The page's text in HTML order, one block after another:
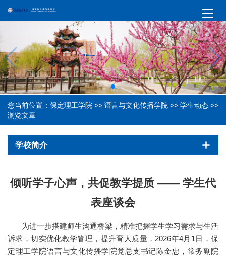
您当前位置： 保定理工学院 >> 语言与文化传播学院 >> 学生动态 >>
浏览文章
学校简介
倾听学子心声，共促教学提质 —— 学生代
表座谈会
为进一步搭建师生沟通桥梁，精准把握学生学习需求与生活
诉求，切实优化教学管理，提升育人质量，2026年4月1日，保
定理工学院语言与文化传播学院党总支书记陈金忠，常务副院